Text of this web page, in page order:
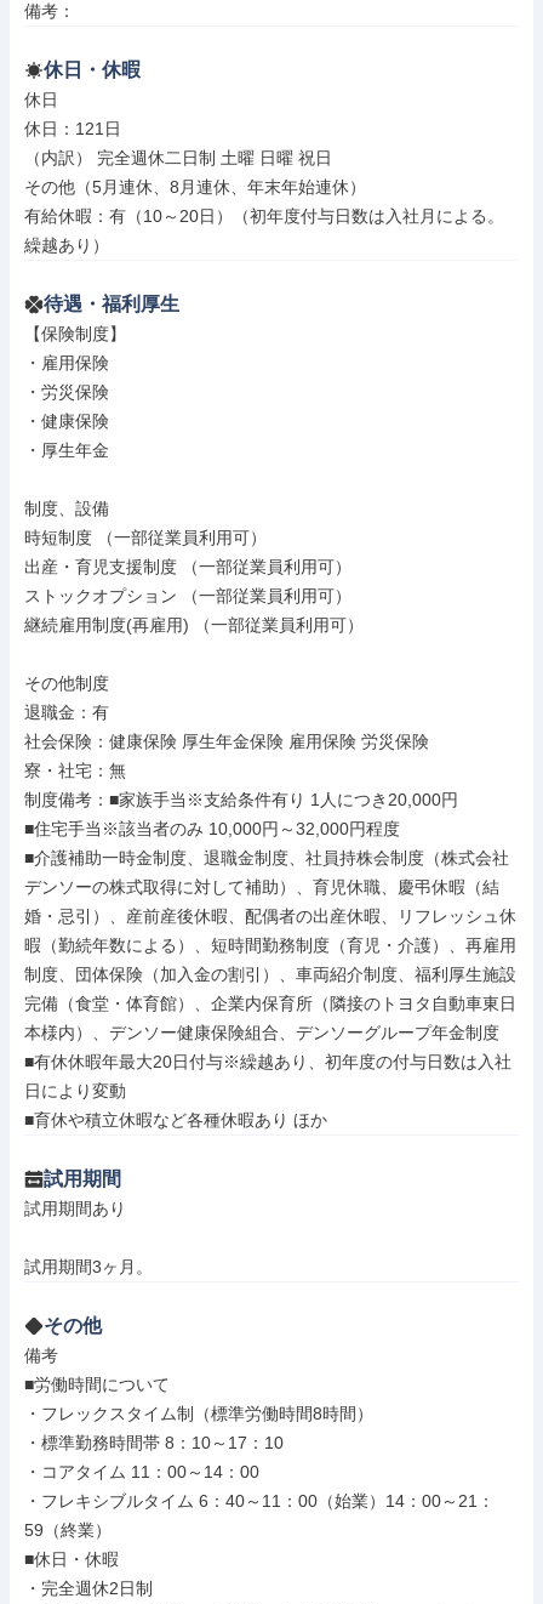
備考：
休日・休暇
休日
休日：121日
（内訳） 完全週休二日制 土曜 日曜 祝日
その他（5月連休、8月連休、年末年始連休）
有給休暇：有（10～20日）（初年度付与日数は入社月による。
繰越あり）
待遇・福利厚生
【保険制度】
・雇用保険
・労災保険
・健康保険
・厚生年金
制度、設備
時短制度 （一部従業員利用可）
出産・育児支援制度 （一部従業員利用可）
ストックオプション （一部従業員利用可）
継続雇用制度(再雇用) （一部従業員利用可）
その他制度
退職金：有
社会保険：健康保険 厚生年金保険 雇用保険 労災保険
寮・社宅：無
制度備考：■家族手当※支給条件有り 1人につき20,000円
■住宅手当※該当者のみ 10,000円～32,000円程度
■介護補助一時金制度、退職金制度、社員持株会制度（株式会社
デンソーの株式取得に対して補助）、育児休職、慶弔休暇（結
婚・忌引）、産前産後休暇、配偶者の出産休暇、リフレッシュ休
暇（勤続年数による）、短時間勤務制度（育児・介護）、再雇用
制度、団体保険（加入金の割引）、車両紹介制度、福利厚生施設
完備（食堂・体育館）、企業内保育所（隣接のトヨタ自動車東日
本様内）、デンソー健康保険組合、デンソーグループ年金制度
■有休休暇年最大20日付与※繰越あり、初年度の付与日数は入社
日により変動
■育休や積立休暇など各種休暇あり ほか
試用期間
試用期間あり
試用期間3ヶ月。
その他
備考
■労働時間について
・フレックスタイム制（標準労働時間8時間）
・標準勤務時間帯 8：10～17：10
・コアタイム 11：00～14：00
・フレキシブルタイム 6：40～11：00（始業）14：00～21：
59（終業）
■休日・休暇
・完全週休2日制